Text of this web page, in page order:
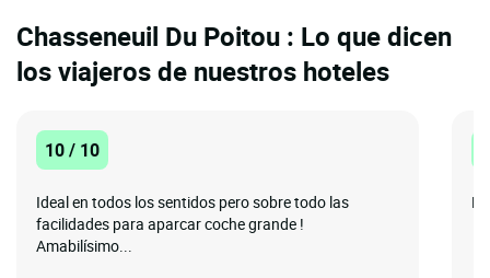
Chasseneuil Du Poitou : Lo que dicen
los viajeros de nuestros hoteles
10 / 10
Ideal en todos los sentidos pero sobre todo las
facilidades para aparcar coche grande !
Amabilísimo...